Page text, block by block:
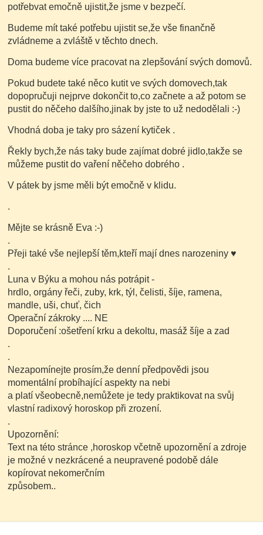
potřebvat emočně ujistit,že jsme v bezpečí.
Budeme mít také potřebu ujistit se,že vše finančně
zvládneme a zvláště v těchto dnech.
Doma budeme více pracovat na zlepšování svých domovů.
Pokud budete také něco kutit ve svých domovech,tak
dopopručuji nejprve dokončit to,co začnete a až potom se
pustit do něčeho dalšího,jinak by jste to už nedodělali :-)
Vhodná doba je taky pro sázení kytiček .
Řekly bych,že nás taky bude zajímat dobré jidlo,takže se
můžeme pustit do vaření něčeho dobrého .
V pátek by jsme měli být emočně v klidu.
.
Mějte se krásně Eva :-)
.
Přeji také vše nejlepší těm,kteří mají dnes narozeniny ♥
.
Luna v Býku a mohou nás potrápit -
hrdlo, orgány řeči, zuby, krk, týl, čelisti, šíje, ramena,
mandle, uši, chuť, čich
Operační zákroky .... NE
Doporučení :ošetření krku a dekoltu, masáž šíje a zad
.
.
Nezapomínejte prosím,že denní předpovědi jsou
momentální probíhající aspekty na nebi
a platí všeobecně,nemůžete je tedy praktikovat na svůj
vlastní radixový horoskop při zrození.
.
Upozornění:
Text na této stránce ,horoskop včetně upozornění a zdroje
je možné v nezkrácené a neupravené podobě dále
kopírovat nekomerčním
způsobem..